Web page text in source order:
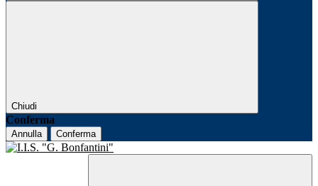
Chiudi
Conferma
Annulla Conferma